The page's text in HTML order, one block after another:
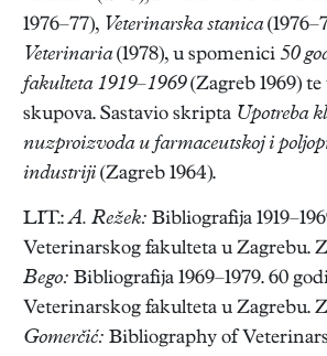
1976–77), Veterinarska stanica
Veterinaria(1978), u spomenici 50
fakulteta 1919–1969(Zagreb 1969)
skupova. Sastavio skripta Upotreba
nuzproizvoda u farmaceutskoj i
industriji (Zagreb 1964).
LIT.:A. Režek: Bibliografija
Veterinarskog fakulteta u Zagrebu.
Bego: Bibliografija 1969–1979. 60
Veterinarskog fakulteta u Zagrebu.
Gomerčić: Bibliography of